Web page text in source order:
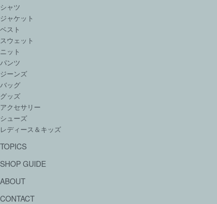
シャツ
ジャケット
ベスト
スウェット
ニット
パンツ
ジーンズ
バッグ
グッズ
アクセサリー
シューズ
レディース＆キッズ
TOPICS
SHOP GUIDE
ABOUT
CONTACT